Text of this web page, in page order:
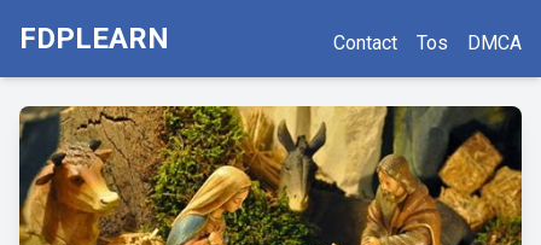
FDPLEARN Contact Tos DMCA